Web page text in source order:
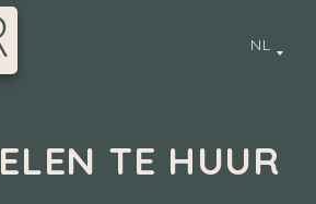
NL
TE HUUR